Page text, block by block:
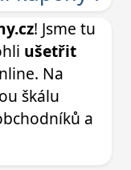
! Jsme tu
ušetřit
Na
škálu
a